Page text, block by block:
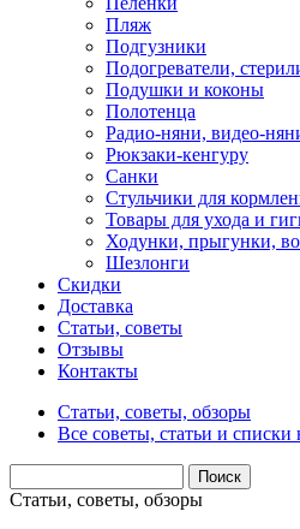
Пляж
Подгузники
Подогреватели,
Подушки и коконы
Полотенца
Радио-няни, видео-
Рюкзаки-кенгуру
Санки
Стульчики для
Товары для ухода и
Ходунки, прыгунки,
Шезлонги
Скидки
Доставка
Статьи, советы
Отзывы
Контакты
Статьи, советы, обзоры
Все советы, статьи и списки
Статьи, советы, обзоры